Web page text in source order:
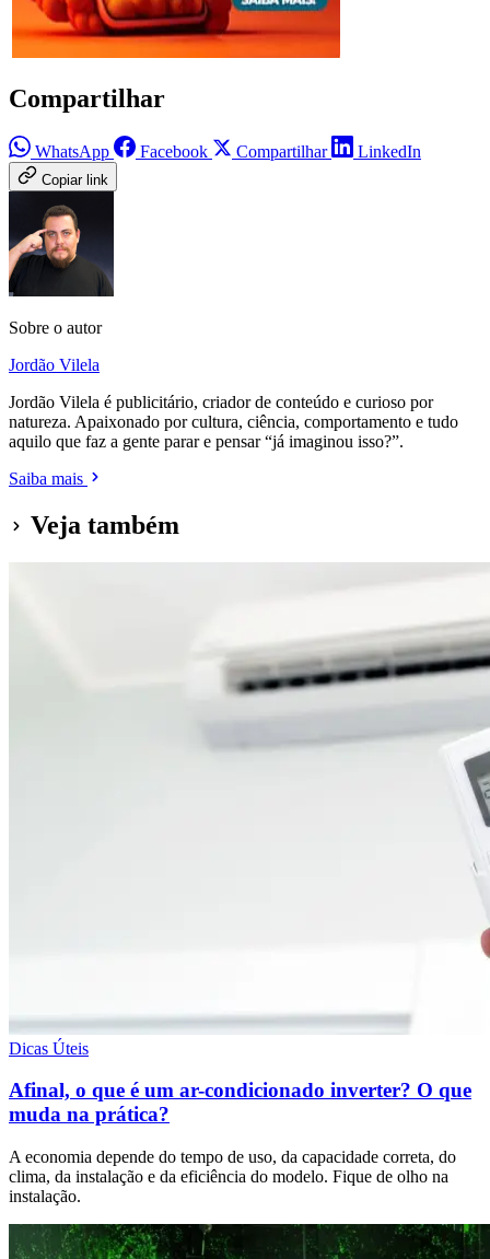
Compartilhar
WhatsApp Facebook Compartilhar LinkedIn
Copiar link
Sobre o autor
Jordão Vilela
Jordão Vilela é publicitário, criador de conteúdo e curioso por
natureza. Apaixonado por cultura, ciência, comportamento e tudo
aquilo que faz a gente parar e pensar “já imaginou isso?”.
Saiba mais
Veja também
Dicas Úteis
Afinal, o que é um ar-condicionado inverter? O que
muda na prática?
A economia depende do tempo de uso, da capacidade correta, do
clima, da instalação e da eficiência do modelo. Fique de olho na
instalação.